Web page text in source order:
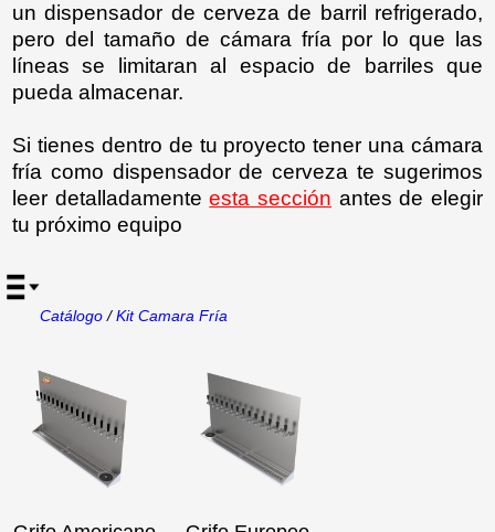
un dispensador de cerveza de barril refrigerado,
pero del tamaño de cámara fría por lo que las
líneas se limitaran al espacio de barriles que
pueda almacenar.
Si tienes dentro de tu proyecto tener una cámara
fría como dispensador de cerveza te sugerimos
leer detalladamenteesta sección antes de elegir
tu próximo equipo
Catálogo/Kit Camara Fría